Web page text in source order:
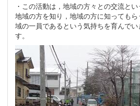
・この活動は，地域の方々との交流とい
地域の方を知り，地域の方に知っても
域の一員であるという気持ちを育んで
す。